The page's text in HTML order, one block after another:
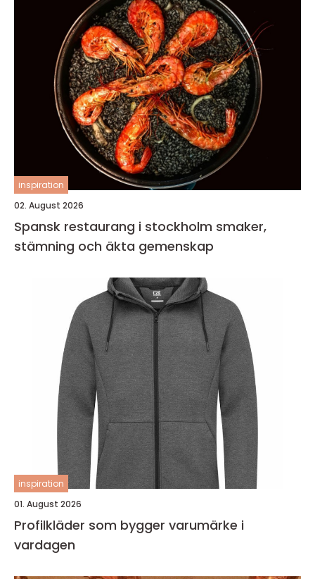
inspiration
02. August 2026
Spansk restaurang i stockholm smaker,
stämning och äkta gemenskap
inspiration
01. August 2026
Profilkläder som bygger varumärke i
vardagen